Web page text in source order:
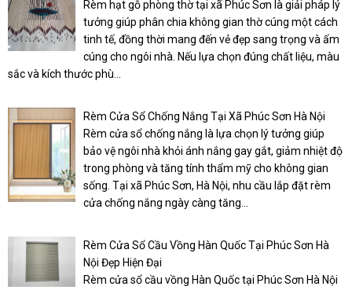
Rèm hạt gỗ phòng thờ tại xã Phúc Sơn là giải pháp lý
tưởng giúp phân chia không gian thờ cúng một cách
tinh tế, đồng thời mang đến vẻ đẹp sang trọng và ấm
cúng cho ngôi nhà. Nếu lựa chọn đúng chất liệu, màu
sắc và kích thước phù...
Rèm Cửa Sổ Chống Nắng Tại Xã Phúc Sơn Hà Nội
Rèm cửa sổ chống nắng là lựa chọn lý tưởng giúp
bảo vệ ngôi nhà khỏi ánh nắng gay gắt, giảm nhiệt độ
trong phòng và tăng tính thẩm mỹ cho không gian
sống. Tại xã Phúc Sơn, Hà Nội, nhu cầu lắp đặt rèm
cửa chống nắng ngày càng tăng...
Rèm Cửa Sổ Cầu Vồng Hàn Quốc Tại Phúc Sơn Hà
Nội Đẹp Hiện Đại
Rèm cửa sổ cầu vồng Hàn Quốc tại Phúc Sơn Hà Nội